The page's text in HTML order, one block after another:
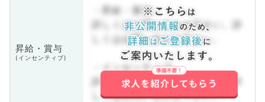
昇給・賞与
(インセンティブ)
・昇給・賞与
詳しくはお問い合わせ下さい。詳
しくはお問い合わせ下さい。
・インセンティブ
詳しくはお問い合わせ下さい。詳
しくはお問い合わせ下さい。